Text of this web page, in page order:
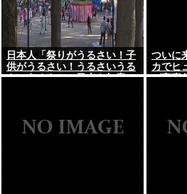
日本人「祭りがうるさい！子
供がうるさい！うるさいうる
さいうるさい！日本を無音の
ついに
カでヒ
が家事